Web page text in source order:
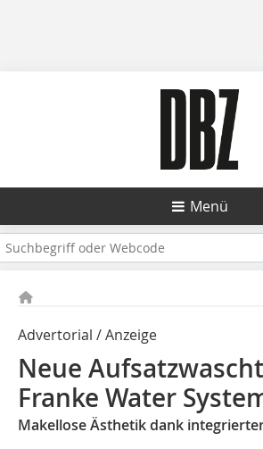
Menü
Advertorial / Anzeige
Neue
Franke Water
Makellose Ästhetik dank